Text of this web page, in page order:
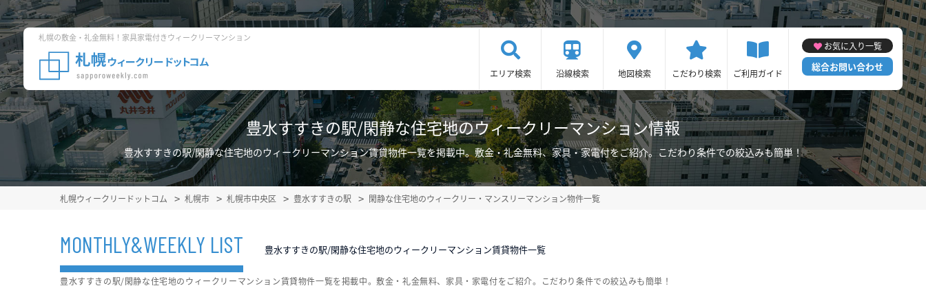
札幌の敷金・礼金無料！家具家電付きウィークリーマンション
エリア検索 沿線検索 地図検索 こだわり検索 ご利用ガイド
お気に入り一覧
総合お問い合わせ
豊水すすきの駅/閑静な住宅地のウィークリーマンション情報
豊水すすきの駅/閑静な住宅地のウィークリーマンション賃貸物件一覧を掲載中。敷金・礼金無料、家具・家電付をご紹介。こだわり条件での絞込みも簡単！
札幌ウィークリードットコム 札幌市 札幌市中央区 豊水すすきの駅 閑静な住宅地のウィークリー・マンスリーマンション物件一覧
MONTHLY&WEEKLY LIST 豊水すすきの駅/閑静な住宅地のウィークリーマンション賃貸物件一覧
豊水すすきの駅/閑静な住宅地のウィークリーマンション賃貸物件一覧を掲載中。敷金・礼金無料、家具・家電付をご紹介。こだわり条件での絞込みも簡単！